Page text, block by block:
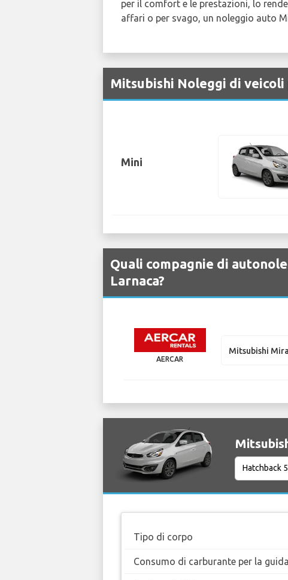
per il comfort e le prestazioni, lo
affari o per svago, un noleggio auto
Mitsubishi Noleggi di
Mini
Quali compagnie di
Larnaca?
AERCAR
Mitsubishi
Tipo di corpo
Consumo di carburante per la